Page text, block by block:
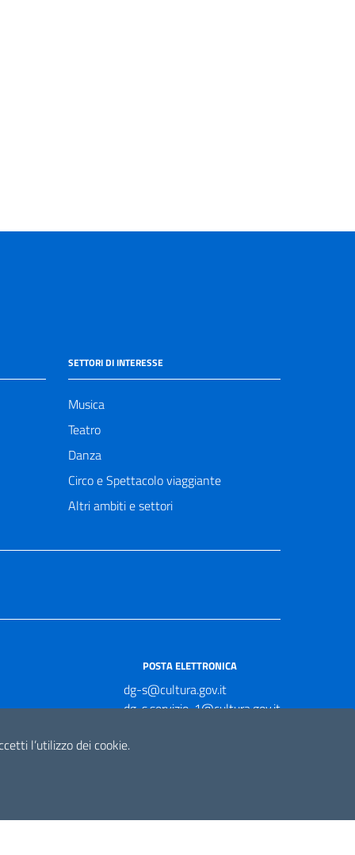
l’utilizzo dei cookie.
SETTORI DI INTERESSE
Musica
Teatro
Danza
Circo e Spettacolo viaggiante
Altri ambiti e settori
POSTA ELETTRONICA
dg-s@cultura.gov.it
dg-s.servizio-1@cultura.gov.it
dg-s.servizio-3@cultura.gov.it